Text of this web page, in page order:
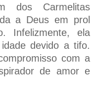
dos Carmelitas
a Deus em prol
Infelizmente, ela
devido a tifo.
com a
de amor e